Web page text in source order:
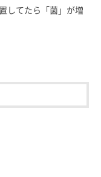
は、どうなったので
らくフリーズ。息子
してたら「菌」が増